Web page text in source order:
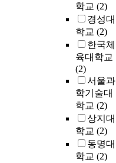
학교 (2)
경성대
학교 (2)
한국체
육대학교
(2)
서울과
학기술대
학교 (2)
상지대
학교 (2)
동명대
학교 (2)